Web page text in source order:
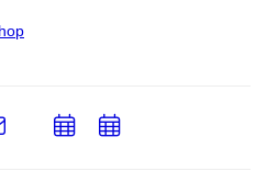
e-
Email
AddAdd